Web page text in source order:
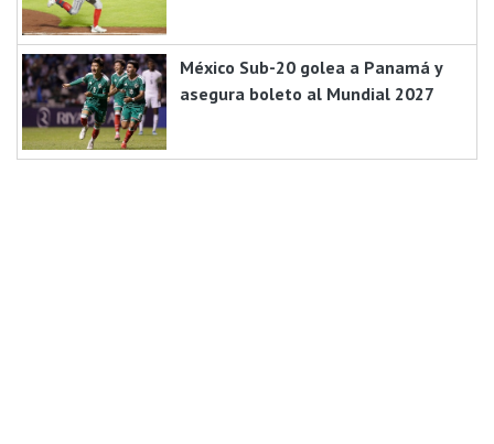
México Sub-20 golea a Panamá y
asegura boleto al Mundial 2027